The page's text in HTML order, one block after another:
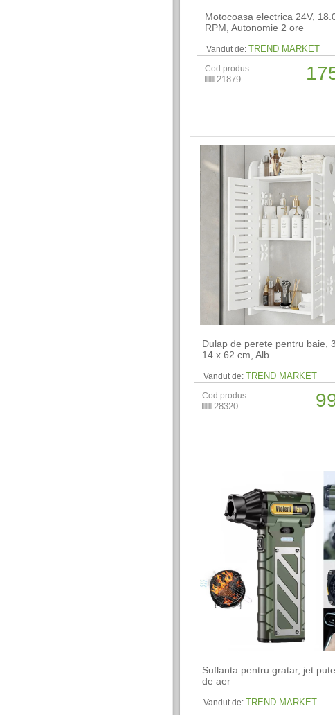
Motocoasa electrica 24V,
RPM, Autonomie 2 ore
Vandut de: TREND MARKET
Cod produs
21879
Dulap de perete pentru baie,
14 x 62 cm​, Alb
Vandut de: TREND MARKET
Cod produs
28320
Suflanta pentru gratar, jet
de aer
Vandut de: TREND MARKET